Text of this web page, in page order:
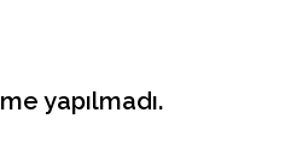
yapılmadı.